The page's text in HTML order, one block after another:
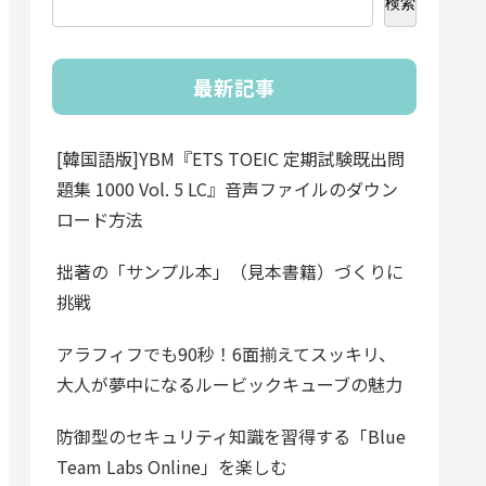
検索
最新記事
[韓国語版]YBM『ETS TOEIC 定期試験既出問
題集 1000 Vol. 5 LC』音声ファイルのダウン
ロード方法
拙著の「サンプル本」（見本書籍）づくりに
挑戦
アラフィフでも90秒！6面揃えてスッキリ、
大人が夢中になるルービックキューブの魅力
防御型のセキュリティ知識を習得する「Blue
Team Labs Online」を楽しむ